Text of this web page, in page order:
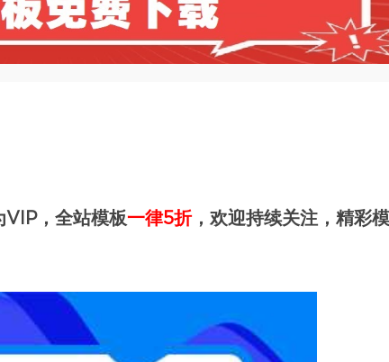
VIP，全站模板一律5折，欢迎持续关注，精彩